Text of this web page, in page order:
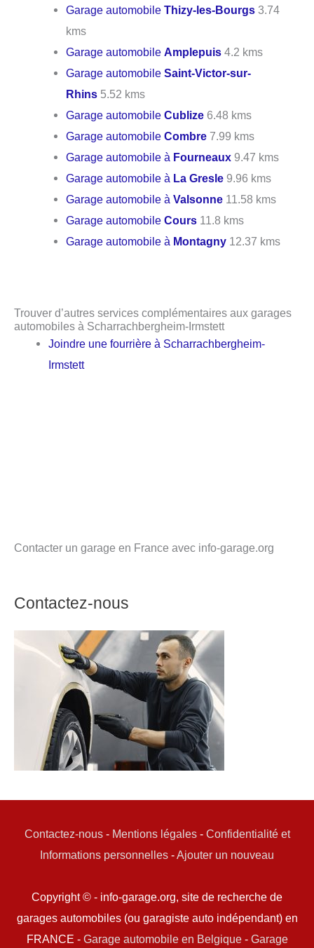
Garage automobileThizy-les-Bourgs 3.74
kms
Garage automobileAmplepuis 4.2 kms
Garage automobileSaint-Victor-sur-
Rhins 5.52 kms
Garage automobileCublize 6.48 kms
Garage automobileCombre 7.99 kms
Garage automobile à Fourneaux 9.47 kms
Garage automobile à La Gresle 9.96 kms
Garage automobile àValsonne 11.58 kms
Garage automobileCours 11.8 kms
Garage automobile à Montagny 12.37 kms
Trouver d’autres services complémentaires aux garages
automobiles à Scharrachbergheim-Irmstett
Joindre une fourrière à Scharrachbergheim-
Irmstett
Contacter un garage en France avec info-garage.org
Contactez-nous
Contactez-nous- Mentions légales- Confidentialité et
Informations personnelles -Ajouter un nouveau
Copyright © - info-garage.org, site de recherche de
garages automobiles (ou garagiste auto indépendant) en
FRANCE - Garage automobile en Belgique- Garage